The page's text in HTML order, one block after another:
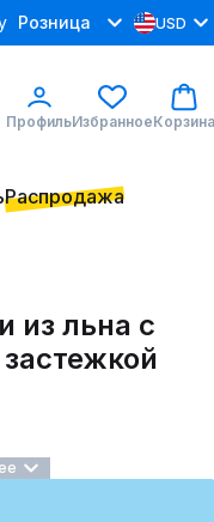
Розница USD
ПрофильИзбранноеКорзина
Распродажа
из льна с